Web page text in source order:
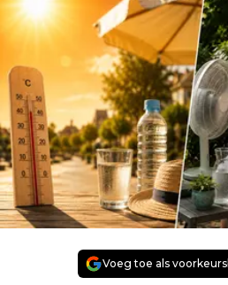
Voeg toe als